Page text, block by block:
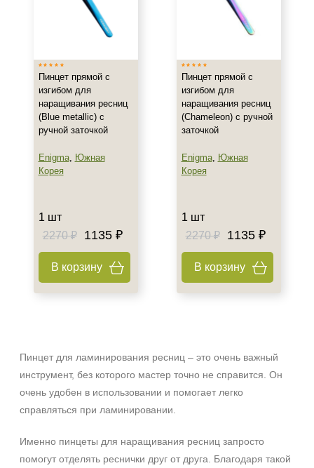
Пинцет прямой с
изгибом для
наращивания ресниц
(Blue metallic) с
ручной заточкой
Enigma, Южная
Корея
1 шт
2270 ₽
1135 ₽
В корзину
Пинцет прямой с
изгибом для
наращивания ресниц
(Chameleon) с ручной
заточкой
Enigma, Южная
Корея
1 шт
2270 ₽
1135 ₽
В корзину
Пинцет для ламинирования ресниц – это очень важный
инструмент, без которого мастер точно не справится. Он
очень удобен в использовании и помогает легко
справляться при ламинировании.
Именно пинцеты для наращивания ресниц запросто
помогут отделять реснички друг от друга. Благодаря такой